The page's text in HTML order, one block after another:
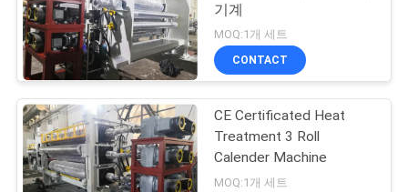
품
질
관
리
다림 굴개 기계
기계
MOQ:1개 세트
CONTACT
CE Certificated Heat
Treatment 3 Roll
Calender Machine
MOQ:1개 세트